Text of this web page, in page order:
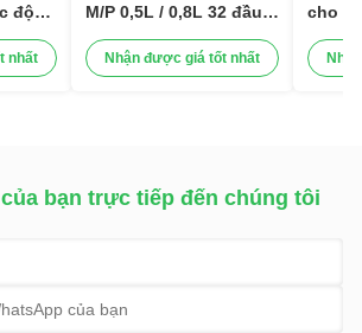
độ
gói
nhất
M/P 0,5L / 0,8L 32 đầu
Dâu khô
Nhận được giá tốt nhất
cho
đóng
loại
bạn trực tiếp đến chúng tôi